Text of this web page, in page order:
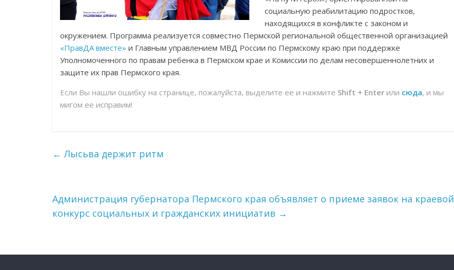
социальную реабилитацию подростков,
находящихся в конфликте с законом и
окружением. Программа реализуется совместно Пермской региональной общественной организацией
«ПравДА вместе» и Главным управлением МВД России по Пермскому краю при поддержке
Уполномоченного по правам ребенка в Пермском крае и Комиссии по делам несовершеннолетних и
защите их прав Пермского края.
Если Вы нашли ошибку на странице, пожалуйста, выделите ее и нажмите Shift + Enter или сюда, и мы
мигом ее исправим!
← Лысьва держит ритм
Администрация губернатора Пермского края объявляет о приеме заявок на краевой
конкурс социальных и гражданских инициатив →